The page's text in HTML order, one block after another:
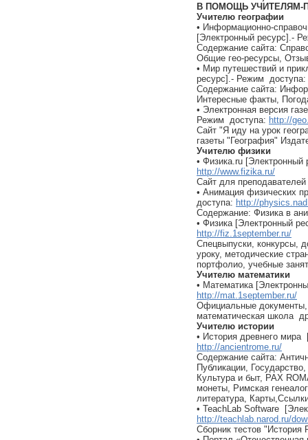
В ПОМОЩЬ УЧИТЕЛЯМ-
Учителю географии
• Информационно-
[Электронный ресурс].-
Содержание сайта:
Общие гео-ресурсы,
• Мир путешествий и
ресурс].- Режим
Содержание сайта:
Интересные факты,
• Электронная версия
Режим доступа: http://
Сайт "Я иду на урок
газеты "География"
Учителю физики
• Физика.ru
http://www.fizika.ru/
Сайт для
• Анимация физических
доступа: http://
Содержание: Физика в
• Физика [Электронный
http://fiz.1september.ru/
Спецвыпуски, конкурсы,
уроку, методические
портфолио, учебные
Учителю математики
• Математика
http://mat.1september.ru/
Официальные документы,
математическая школа
Учителю истории
• История древнего
http://ancientrome.ru/
Содержание сайта:
Публикации,
Культура и быт, PAX
монеты, Римская
литература,
• TeachLab Software
http://teachlab.narod.ru/
Сборник тестов "История